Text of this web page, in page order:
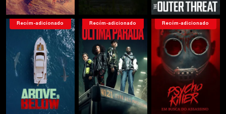
Recém-adicionado Recém-adicionado Recém-adicionado